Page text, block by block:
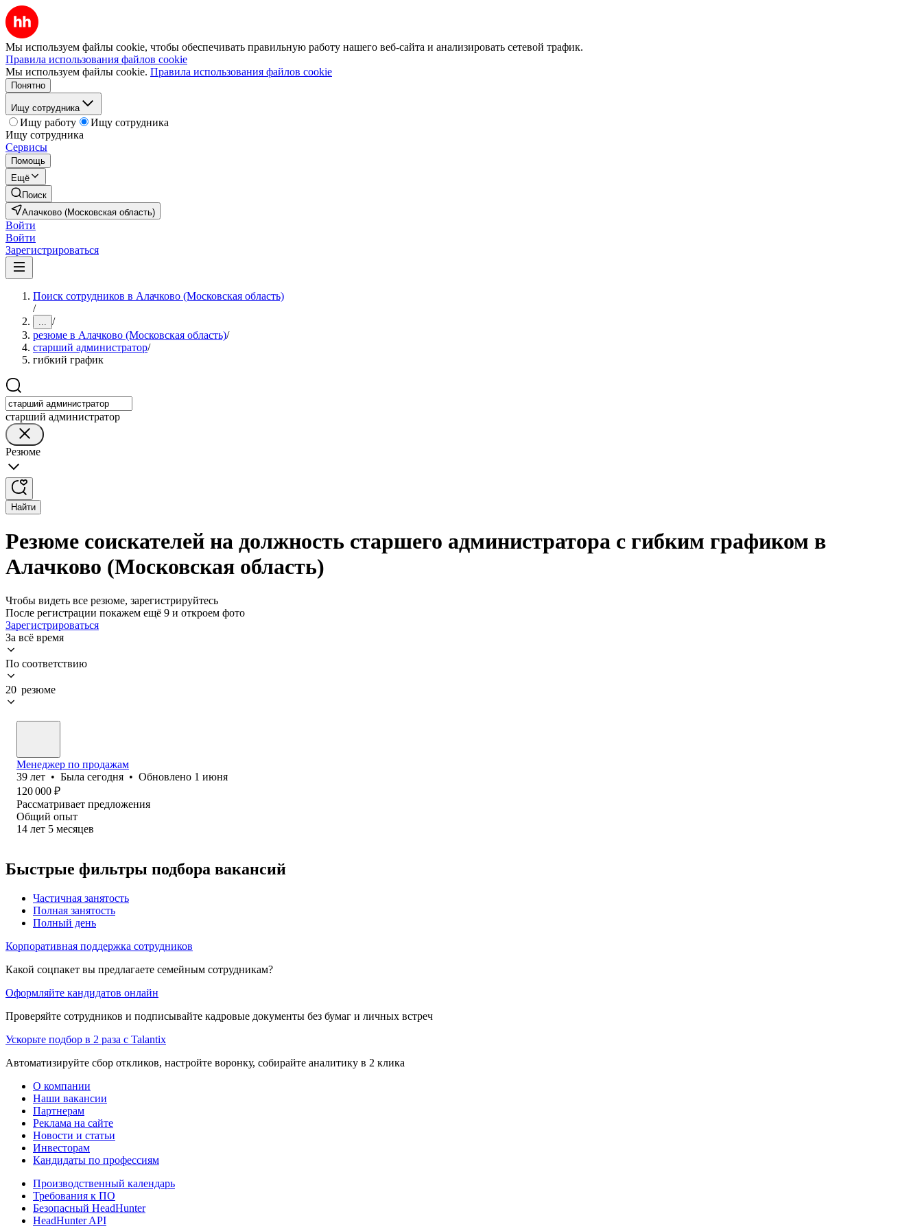
Мы используем файлы cookie, чтобы обеспечивать правильную работу нашего веб-сайта и анализировать сетевой трафик.
Правила использования файлов cookie
Мы используем файлы cookie. Правила использования файлов cookie
Понятно
Ищу сотрудника
Ищу работу
Ищу сотрудника
Ищу сотрудника
Сервисы
Помощь
Ещё
Поиск
Алачково (Московская область)
Войти
Войти
Зарегистрироваться
Поиск сотрудников в Алачково (Московская область)
/
... /
резюме в Алачково (Московская область)/
старший администратор/
гибкий график
старший администратор
Резюме
Найти
Резюме соискателей на должность старшего администратора с гибким графиком в
Алачково (Московская область)
Чтобы видеть все резюме, зарегистрируйтесь
После регистрации покажем ещё 9 и откроем фото
Зарегистрироваться
За всё время
По соответствию
20 резюме
Менеджер по продажам
39 лет • Была сегодня • Обновлено 1 июня
120 000 ₽
Рассматривает предложения
Общий опыт
14 лет 5 месяцев
Быстрые фильтры подбора вакансий
Частичная занятость
Полная занятость
Полный день
Корпоративная поддержка сотрудников
Какой соцпакет вы предлагаете семейным сотрудникам?
Оформляйте кандидатов онлайн
Проверяйте сотрудников и подписывайте кадровые документы без бумаг и личных встреч
Ускорьте подбор в 2 раза с Talantix
Автоматизируйте сбор откликов, настройте воронку, собирайте аналитику в 2 клика
О компании
Наши вакансии
Партнерам
Реклама на сайте
Новости и статьи
Инвесторам
Кандидаты по профессиям
Производственный календарь
Требования к ПО
Безопасный HeadHunter
HeadHunter API